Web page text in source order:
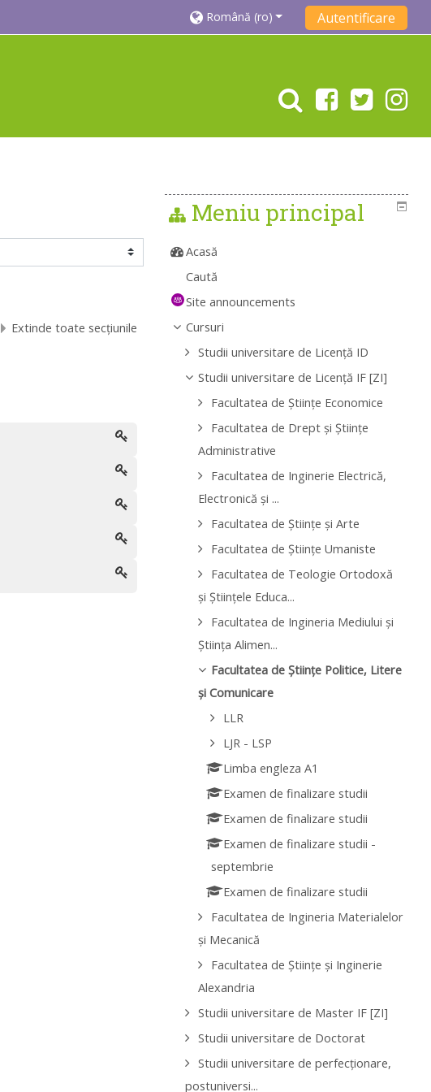
Română ‎(ro)‎ Autentificare
Extinde toate secțiunile
Meniu principal
Acasă
Caută
Site announcements
Cursuri
Studii universitare de Licenţă ID
Studii universitare de Licenţă IF [ZI]
Facultatea de Ştiinţe Economice
Facultatea de Drept şi Ştiinţe
Administrative
Facultatea de Inginerie Electrică,
Electronică şi ...
Facultatea de Ştiinţe şi Arte
Facultatea de Ştiinţe Umaniste
Facultatea de Teologie Ortodoxă
şi Ştiinţele Educa...
Facultatea de Ingineria Mediului şi
Ştiinţa Alimen...
Facultatea de Ştiinţe Politice, Litere
şi Comunicare
LLR
LJR - LSP
Limba engleza A1
Examen de finalizare studii
Examen de finalizare studii
Examen de finalizare studii -
septembrie
Examen de finalizare studii
Facultatea de Ingineria Materialelor
şi Mecanică
Facultatea de Ştiinţe şi Inginerie
Alexandria
Studii universitare de Master IF [ZI]
Studii universitare de Doctorat
Studii universitare de perfecţionare,
postuniversi...